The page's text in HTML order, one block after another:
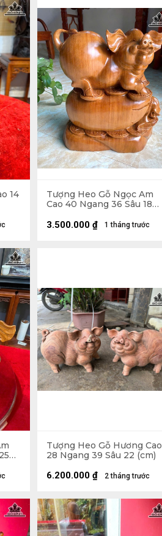
14
Tượng Heo Gỗ Ngọc Am
Cao 40 Ngang 36 Sâu 18
1 tháng trước
3.500.000 ₫
Tượng Heo Gỗ Hương Cao
28 Ngang 39 Sâu 22 (cm)
2 tháng trước
6.200.000 ₫